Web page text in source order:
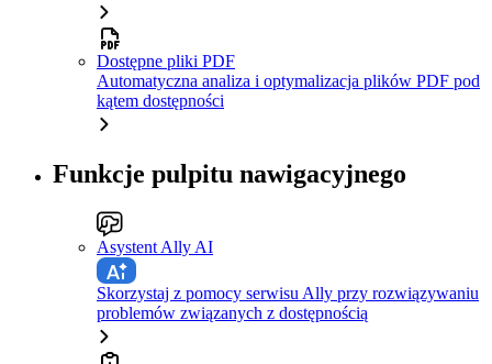
Dostępne pliki PDF
Automatyczna analiza i optymalizacja plików PDF pod
kątem dostępności
Funkcje pulpitu nawigacyjnego
Asystent Ally AI
Skorzystaj z pomocy serwisu Ally przy rozwiązywaniu
problemów związanych z dostępnością